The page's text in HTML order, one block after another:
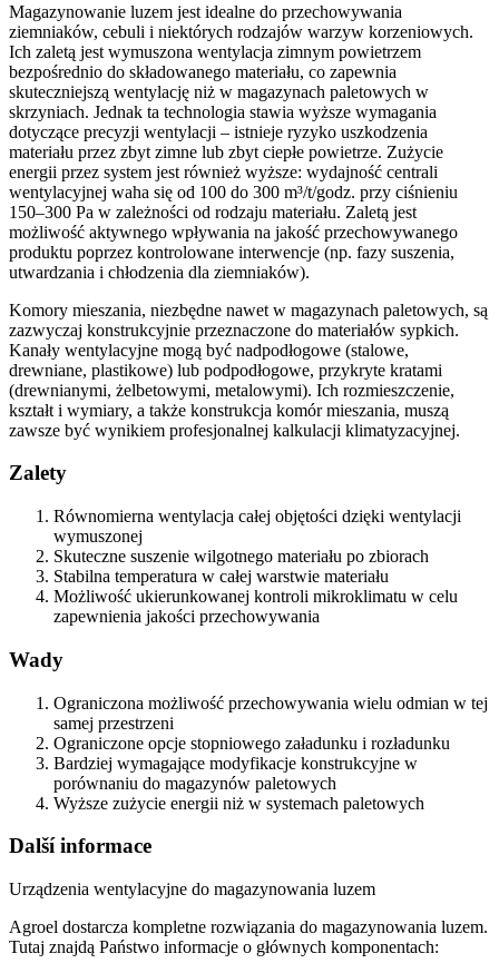
Magazynowanie luzem jest idealne do przechowywania
ziemniaków, cebuli i niektórych rodzajów warzyw korzeniowych.
Ich zaletą jest wymuszona wentylacja zimnym powietrzem
bezpośrednio do składowanego materiału, co zapewnia
skuteczniejszą wentylację niż w magazynach paletowych w
skrzyniach. Jednak ta technologia stawia wyższe wymagania
dotyczące precyzji wentylacji – istnieje ryzyko uszkodzenia
materiału przez zbyt zimne lub zbyt ciepłe powietrze. Zużycie
energii przez system jest również wyższe: wydajność centrali
wentylacyjnej waha się od 100 do 300 m³/t/godz. przy ciśnieniu
150–300 Pa w zależności od rodzaju materiału. Zaletą jest
możliwość aktywnego wpływania na jakość przechowywanego
produktu poprzez kontrolowane interwencje (np. fazy suszenia,
utwardzania i chłodzenia dla ziemniaków).
Komory mieszania, niezbędne nawet w magazynach paletowych, są
zazwyczaj konstrukcyjnie przeznaczone do materiałów sypkich.
Kanały wentylacyjne mogą być nadpodłogowe (stalowe,
drewniane, plastikowe) lub podpodłogowe, przykryte kratami
(drewnianymi, żelbetowymi, metalowymi). Ich rozmieszczenie,
kształt i wymiary, a także konstrukcja komór mieszania, muszą
zawsze być wynikiem profesjonalnej kalkulacji klimatyzacyjnej.
Zalety
Równomierna wentylacja całej objętości dzięki wentylacji
wymuszonej
Skuteczne suszenie wilgotnego materiału po zbiorach
Stabilna temperatura w całej warstwie materiału
Możliwość ukierunkowanej kontroli mikroklimatu w celu
zapewnienia jakości przechowywania
Wady
Ograniczona możliwość przechowywania wielu odmian w tej
samej przestrzeni
Ograniczone opcje stopniowego załadunku i rozładunku
Bardziej wymagające modyfikacje konstrukcyjne w
porównaniu do magazynów paletowych
Wyższe zużycie energii niż w systemach paletowych
Další informace
Urządzenia wentylacyjne do magazynowania luzem
Agroel dostarcza kompletne rozwiązania do magazynowania luzem.
Tutaj znajdą Państwo informacje o głównych komponentach: